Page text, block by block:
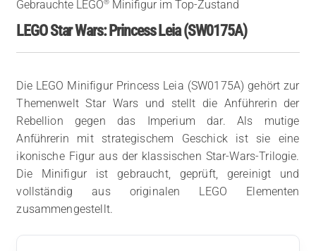
Gebrauchte LEGO® Minifigur im Top-Zustand
LEGO Star Wars: Princess Leia (SW0175A)
Die LEGO Minifigur Princess Leia (SW0175A) gehört zur
Themenwelt Star Wars und stellt die Anführerin der
Rebellion gegen das Imperium dar. Als mutige
Anführerin mit strategischem Geschick ist sie eine
ikonische Figur aus der klassischen Star-Wars-Trilogie.
Die Minifigur ist gebraucht, geprüft, gereinigt und
vollständig aus originalen LEGO Elementen
zusammengestellt.